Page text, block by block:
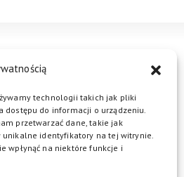
technologii takich jak pliki
do informacji o urządzeniu.
przetwarzać dane, takie jak
identyfikatory na tej witrynie.
wpłynąć na niektóre funkcje i